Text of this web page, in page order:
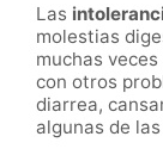
Las
molestias
muchas
con otros
diarrea,
algunas de